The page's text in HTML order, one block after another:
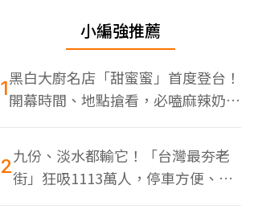
小編強推薦
1黑白大廚名店「甜蜜蜜」首度登台！
開幕時間、地點搶看，必嗑麻辣奶油
蝦
2九份、淡水都輸它！「台灣最夯老
街」狂吸1113萬人，停車方便、特
色美食多